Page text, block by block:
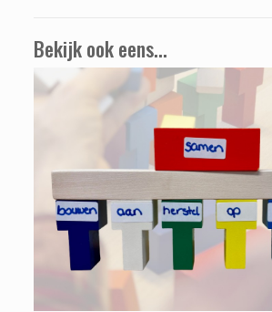
Bekijk ook eens...